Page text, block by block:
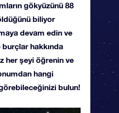
gökyüzünü 88
biliyor
devam edin ve
burçlar hakkında
her şeyi öğrenin ve
hangi
görebileceğinizi bulun!